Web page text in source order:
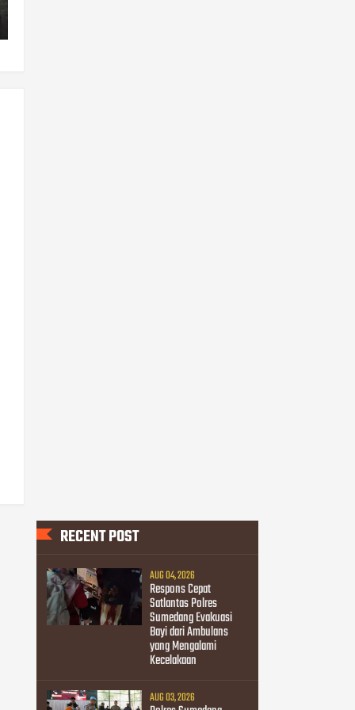
RECENT POST
AUG 04, 2026
Respons Cepat
Satlantas Polres
Sumedang Evakuasi
Bayi dari Ambulans
yang Mengalami
Kecelakaan
AUG 03, 2026